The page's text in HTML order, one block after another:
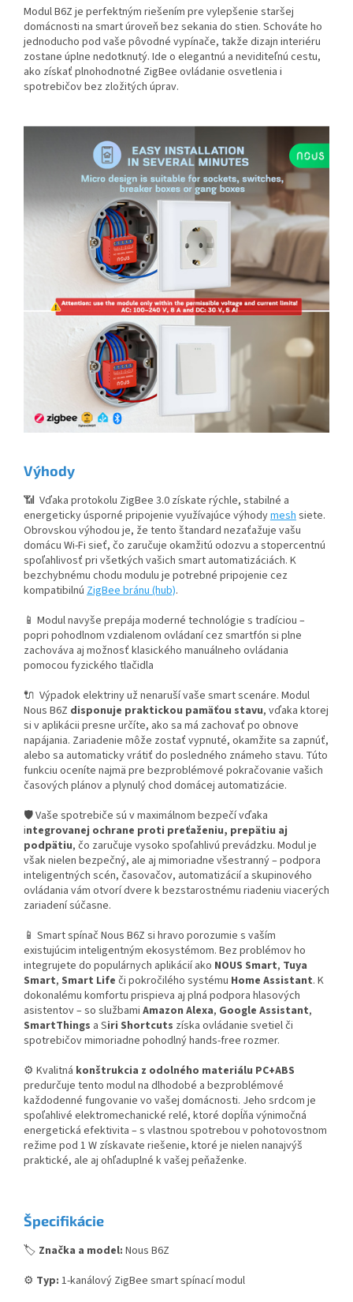
Modul B6Z je perfektným riešením pre vylepšenie staršej
domácnosti na smart úroveň bez sekania do stien. Schováte ho
jednoducho pod vaše pôvodné vypínače, takže dizajn interiéru
zostane úplne nedotknutý. Ide o elegantnú a neviditeľnú cestu,
ako získať plnohodnotné ZigBee ovládanie osvetlenia i
spotrebičov bez zložitých úprav.
Výhody
📶 Vďaka protokolu ZigBee 3.0 získate rýchle, stabilné a
energeticky úsporné pripojenie využívajúce výhodymeshsiete.
Obrovskou výhodou je, že tento štandard nezaťažuje vašu
domácu Wi-Fi sieť, čo zaručuje okamžitú odozvu a stopercentnú
spoľahlivosť pri všetkých vašich smart automatizáciách. K
bezchybnému chodu modulu je potrebné pripojenie cez
kompatibilnú ZigBee bránu (hub).
📱 Modul navyše prepája moderné technológie s tradíciou –
popri pohodlnom vzdialenom ovládaní cez smartfón si plne
zachováva aj možnosť klasického manuálneho ovládania
pomocou fyzického tlačidla
🔌 Výpadok elektriny už nenaruší vaše smart scenáre. Modul
Nous B6Z disponuje praktickou pamäťou stavu, vďaka ktorej
si v aplikácii presne určíte, ako sa má zachovať po obnove
napájania. Zariadenie môže zostať vypnuté, okamžite sa zapnúť,
alebo sa automaticky vrátiť do posledného známeho stavu. Túto
funkciu oceníte najmä pre bezproblémové pokračovanie vašich
časových plánov a plynulý chod domácej automatizácie.
🛡️ Vaše spotrebiče sú v maximálnom bezpečí vďaka
integrovanej ochrane proti preťaženiu, prepätiu aj
podpätiu, čo zaručuje vysoko spoľahlivú prevádzku. Modul je
však nielen bezpečný, ale aj mimoriadne všestranný – podpora
inteligentných scén, časovačov, automatizácií a skupinového
ovládania vám otvorí dvere k bezstarostnému riadeniu viacerých
zariadení súčasne.
📱 Smart spínač Nous B6Z si hravo porozumie s vaším
existujúcim inteligentným ekosystémom. Bez problémov ho
integrujete do populárnych aplikácií ako NOUS Smart, Tuya
Smart, Smart Life či pokročilého systému Home Assistant. K
dokonalému komfortu prispieva aj plná podpora hlasových
asistentov – so službami Amazon Alexa, Google Assistant,
SmartThings a Siri Shortcuts získa ovládanie svetiel či
spotrebičov mimoriadne pohodlný hands-free rozmer.
⚙️ Kvalitná konštrukcia z odolného materiálu PC+ABS
predurčuje tento modul na dlhodobé a bezproblémové
každodenné fungovanie vo vašej domácnosti. Jeho srdcom je
spoľahlivé elektromechanické relé, ktoré dopĺňa výnimočná
energetická efektivita – s vlastnou spotrebou v pohotovostnom
režime pod 1 W získavate riešenie, ktoré je nielen nanajvýš
praktické, ale aj ohľaduplné k vašej peňaženke.
Špecifikácie
🏷️ Značka a model: Nous B6Z
⚙️ Typ: 1-kanálový ZigBee smart spínací modul